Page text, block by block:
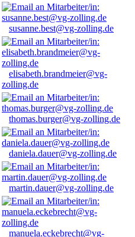
susanne.best@vg-zolling.de
elisabeth.brandmeier@vg-
zolling.de
thomas.burger@vg-zolling.de
daniela.dauer@vg-zolling.de
martin.dauer@vg-zolling.de
manuela.eckebrecht@vg-